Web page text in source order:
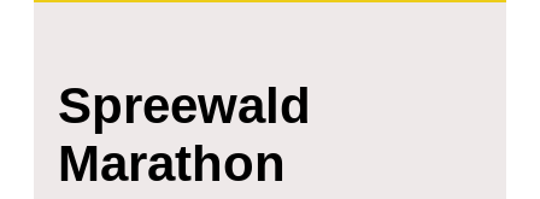
Spreewald
Marathon